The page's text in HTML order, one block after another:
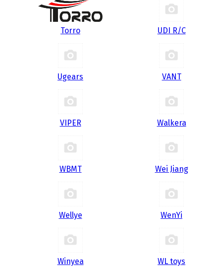
Torro UDI R/С
Ugears VANT
VIPER Walkera
WBMT Wei Jiang
Wellye WenYi
Winyea WL toys